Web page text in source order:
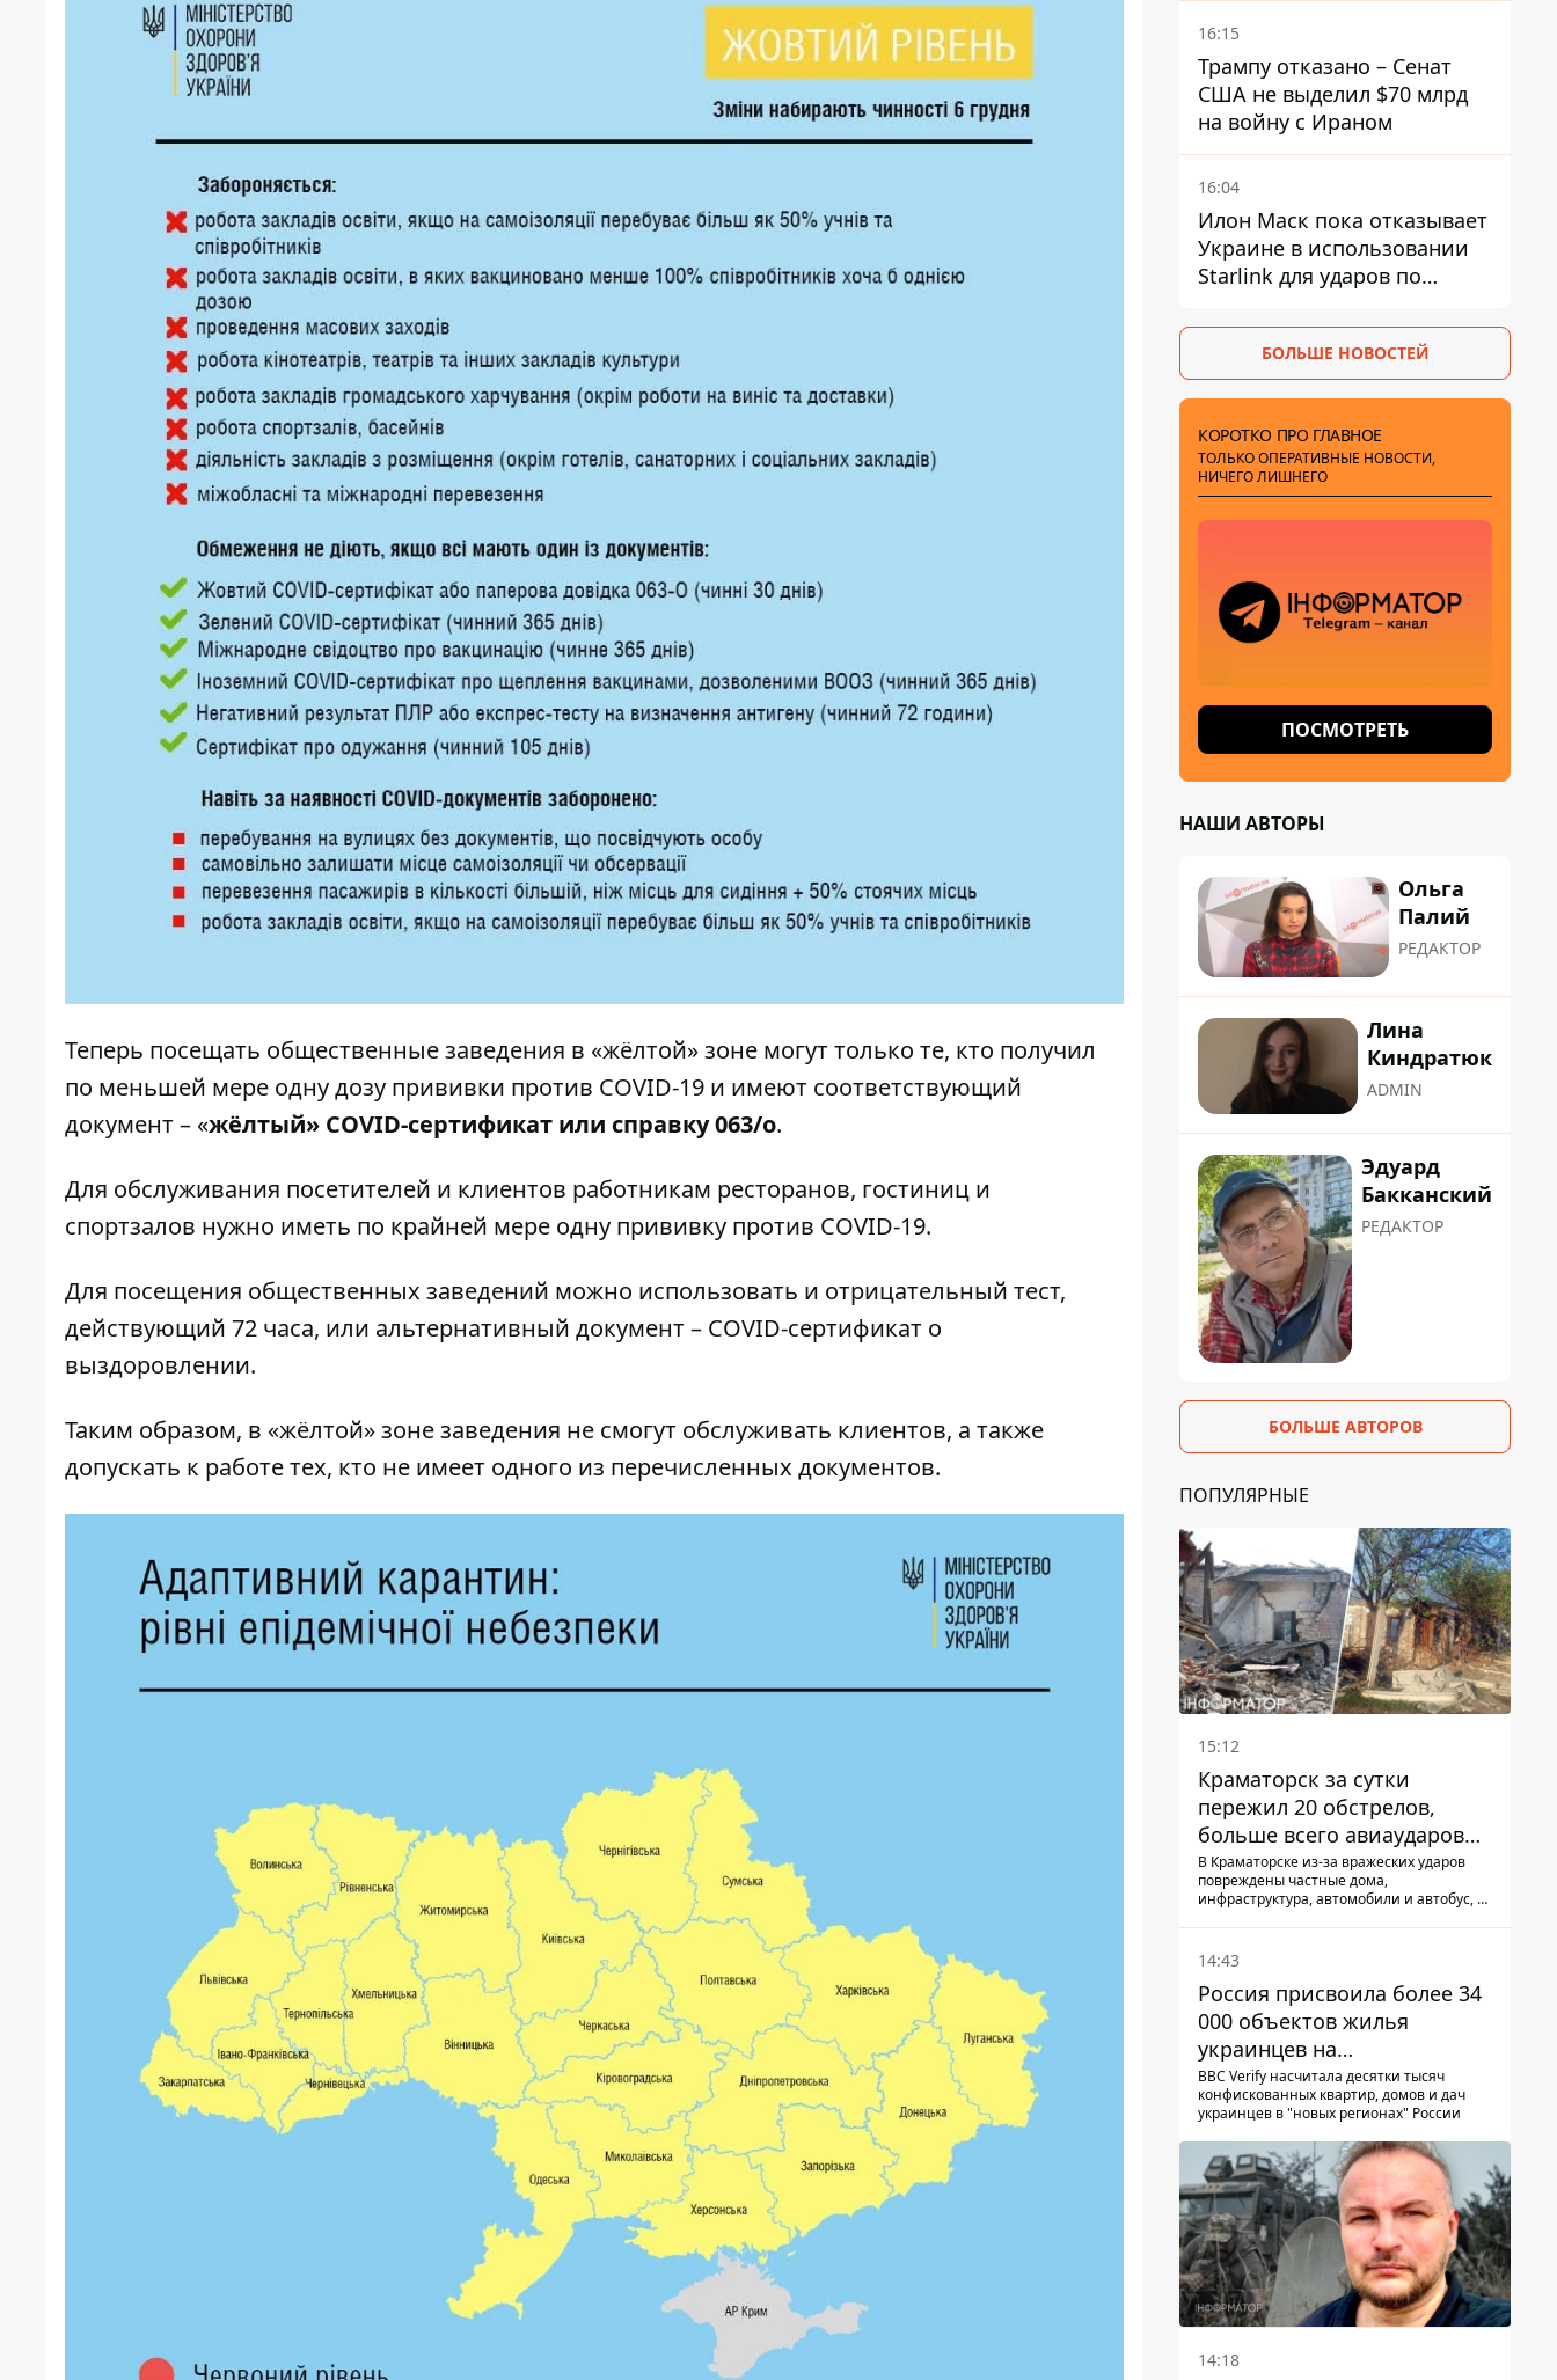
Теперь посещать общественные заведения в «жёлтой» зоне могут только те, кто получил
по меньшей мере одну дозу прививки против COVID-19 и имеют соответствующий
документ – «жёлтый» COVID-сертификат или справку 063/о.
Для обслуживания посетителей и клиентов работникам ресторанов, гостиниц и
спортзалов нужно иметь по крайней мере одну прививку против COVID-19.
Для посещения общественных заведений можно использовать и отрицательный тест,
действующий 72 часа, или альтернативный документ – COVID-сертификат о
выздоровлении.
Таким образом, в «жёлтой» зоне заведения не смогут обслуживать клиентов, а также
допускать к работе тех, кто не имеет одного из перечисленных документов.
16:15
Трампу отказано – Сенат
США не выделил $70 млрд
на войну с Ираном
16:04
Илон Маск пока отказывает
Украине в использовании
Starlink для ударов по
БОЛЬШЕ НОВОСТЕЙ
КОРОТКО ПРО ГЛАВНОЕ
ТОЛЬКО ОПЕРАТИВНЫЕ НОВОСТИ,
НИЧЕГО ЛИШНЕГО
ПОСМОТРЕТЬ
НАШИ АВТОРЫ
Ольга
Палий
РЕДАКТОР
Лина
Киндратюк
ADMIN
Эдуард
Бакканский
РЕДАКТОР
БОЛЬШЕ АВТОРОВ
ПОПУЛЯРНЫЕ
15:12
Краматорск за сутки
пережил 20 обстрелов,
больше всего авиаударов
КАБ-250
В Краматорске из-за вражеских ударов
повреждены частные дома,
инфраструктура, автомобили и автобус, а
14:43
Россия присвоила более 34
000 объектов жилья
украинцев на
оккупированных
территориях -
BBC Verify насчитала десятки тысяч
конфискованных квартир, домов и дач
украинцев в "новых регионах" России
14:18